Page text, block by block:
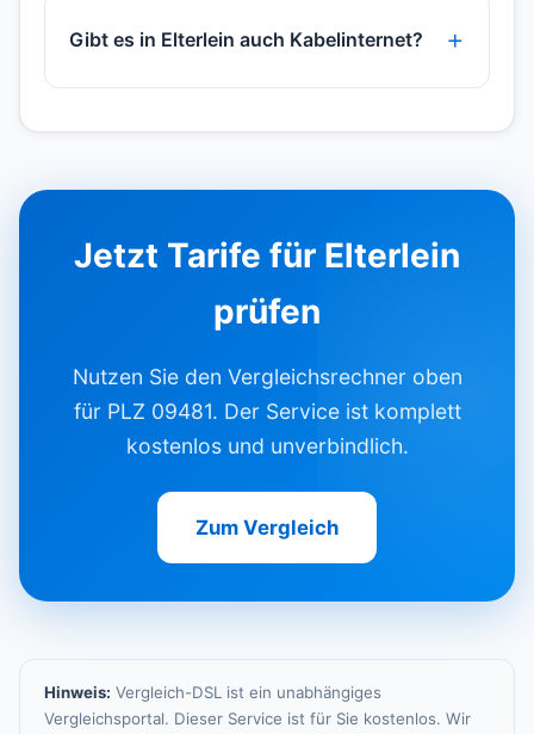
Gibt es in Elterlein auch Kabelinternet?
Jetzt Tarife für Elterlein
prüfen
Nutzen Sie den Vergleichsrechner oben
für PLZ 09481. Der Service ist komplett
kostenlos und unverbindlich.
Zum Vergleich
Hinweis: Vergleich-DSL ist ein unabhängiges
Vergleichsportal. Dieser Service ist für Sie kostenlos. Wir